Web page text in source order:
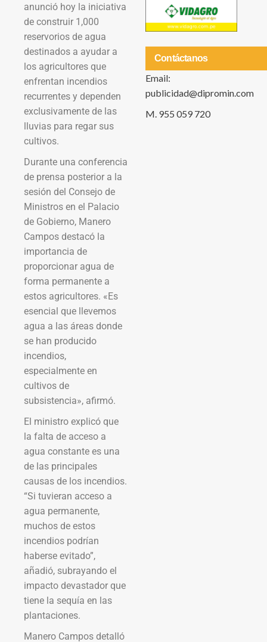
anunció hoy la iniciativa
de construir 1,000
reservorios de agua
destinados a ayudar a
los agricultores que
enfrentan incendios
recurrentes y dependen
exclusivamente de las
lluvias para regar sus
cultivos.
Durante una conferencia
de prensa posterior a la
sesión del Consejo de
Ministros en el Palacio
de Gobierno, Manero
Campos destacó la
importancia de
proporcionar agua de
forma permanente a
estos agricultores. «Es
esencial que llevemos
agua a las áreas donde
se han producido
incendios,
especialmente en
cultivos de
subsistencia», afirmó.
El ministro explicó que
la falta de acceso a
agua constante es una
de las principales
causas de los incendios.
“Si tuvieran acceso a
agua permanente,
muchos de estos
incendios podrían
haberse evitado”,
añadió, subrayando el
impacto devastador que
tiene la sequía en las
plantaciones.
Manero Campos detalló
Contáctanos
Email:
publicidad@dipromin.com
M. 955 059 720